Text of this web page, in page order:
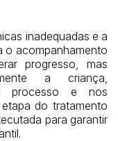
inadequadas e a
o acompanhamento
progresso, mas
a criança,
processo e nos
do tratamento
para garantir